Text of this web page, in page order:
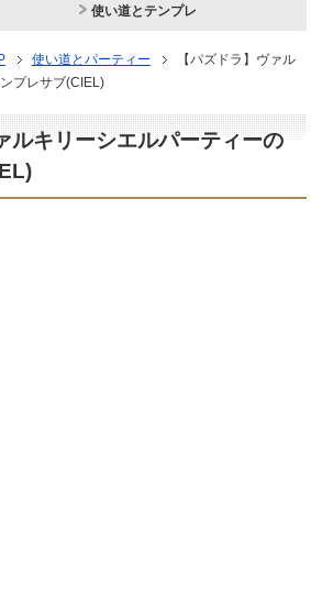
使い道とテンプレ
使い道とパーティー
【パズドラ】ヴァル
プレサブ(CIEL)
ルキリーシエルパーティーの